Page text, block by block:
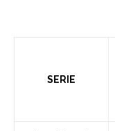
SERIE